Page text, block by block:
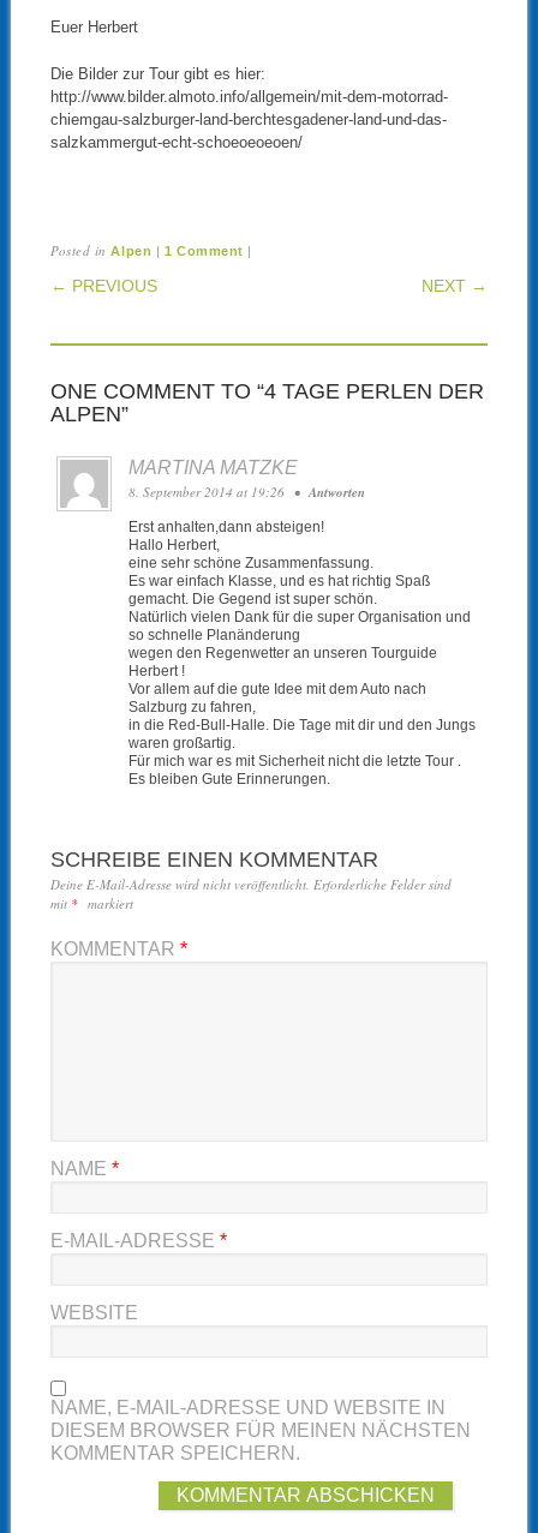
Euer Herbert
Die Bilder zur Tour gibt es hier:
http://www.bilder.almoto.info/allgemein/mit-dem-motorrad-
chiemgau-salzburger-land-berchtesgadener-land-und-das-
salzkammergut-echt-schoeoeoeoen/
Posted inAlpen | 1 Comment |
POST NAVIGATION
← PREVIOUS NEXT →
ONE COMMENT TO “4 TAGE PERLEN DER
ALPEN”
MARTINA MATZKE
8. September 2014 at 19:26 • Antworten
Erst anhalten,dann absteigen!
Hallo Herbert,
eine sehr schöne Zusammenfassung.
Es war einfach Klasse, und es hat richtig Spaß
gemacht. Die Gegend ist super schön.
Natürlich vielen Dank für die super Organisation und
so schnelle Planänderung
wegen den Regenwetter an unseren Tourguide
Herbert !
Vor allem auf die gute Idee mit dem Auto nach
Salzburg zu fahren,
in die Red-Bull-Halle. Die Tage mit dir und den Jungs
waren großartig.
Für mich war es mit Sicherheit nicht die letzte Tour .
Es bleiben Gute Erinnerungen.
SCHREIBE EINEN KOMMENTAR
Deine E-Mail-Adresse wird nicht veröffentlicht. Erforderliche Felder sind
mit * markiert
KOMMENTAR *
NAME *
E-MAIL-ADRESSE *
WEBSITE
NAME, E-MAIL-ADRESSE UND WEBSITE IN
DIESEM BROWSER FÜR MEINEN NÄCHSTEN
KOMMENTAR SPEICHERN.